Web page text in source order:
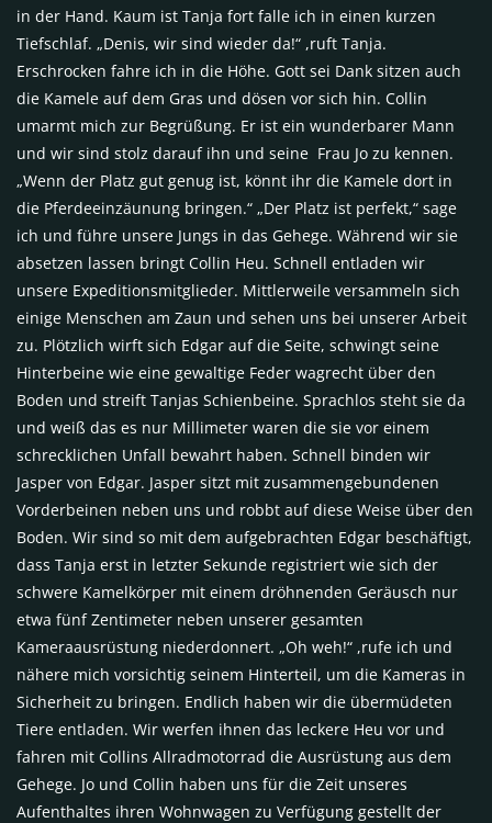
in der Hand. Kaum ist Tanja fort falle ich in einen kurzen
Tiefschlaf. „Denis, wir sind wieder da!“ ,ruft Tanja.
Erschrocken fahre ich in die Höhe. Gott sei Dank sitzen auch
die Kamele auf dem Gras und dösen vor sich hin. Collin
umarmt mich zur Begrüßung. Er ist ein wunderbarer Mann
und wir sind stolz darauf ihn und seine Frau Jo zu kennen.
„Wenn der Platz gut genug ist, könnt ihr die Kamele dort in
die Pferdeeinzäunung bringen.“ „Der Platz ist perfekt,“ sage
ich und führe unsere Jungs in das Gehege. Während wir sie
absetzen lassen bringt Collin Heu. Schnell entladen wir
unsere Expeditionsmitglieder. Mittlerweile versammeln sich
einige Menschen am Zaun und sehen uns bei unserer Arbeit
zu. Plötzlich wirft sich Edgar auf die Seite, schwingt seine
Hinterbeine wie eine gewaltige Feder wagrecht über den
Boden und streift Tanjas Schienbeine. Sprachlos steht sie da
und weiß das es nur Millimeter waren die sie vor einem
schrecklichen Unfall bewahrt haben. Schnell binden wir
Jasper von Edgar. Jasper sitzt mit zusammengebundenen
Vorderbeinen neben uns und robbt auf diese Weise über den
Boden. Wir sind so mit dem aufgebrachten Edgar beschäftigt,
dass Tanja erst in letzter Sekunde registriert wie sich der
schwere Kamelkörper mit einem dröhnenden Geräusch nur
etwa fünf Zentimeter neben unserer gesamten
Kameraausrüstung niederdonnert. „Oh weh!“ ,rufe ich und
nähere mich vorsichtig seinem Hinterteil, um die Kameras in
Sicherheit zu bringen. Endlich haben wir die übermüdeten
Tiere entladen. Wir werfen ihnen das leckere Heu vor und
fahren mit Collins Allradmotorrad die Ausrüstung aus dem
Gehege. Jo und Collin haben uns für die Zeit unseres
Aufenthaltes ihren Wohnwagen zu Verfügung gestellt der